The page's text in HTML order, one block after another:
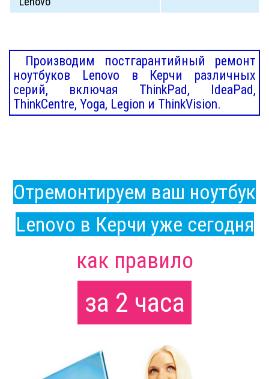
Производим постгарантийный ремонт
ноутбуков Lenovo в Керчи различных
серий, включая ThinkPad, IdeaPad,
ThinkCentre, Yoga, Legion и ThinkVision.
Отремонтируем ваш ноутбук
Lenovo в Керчи уже сегодня
как правило
за 2 часа